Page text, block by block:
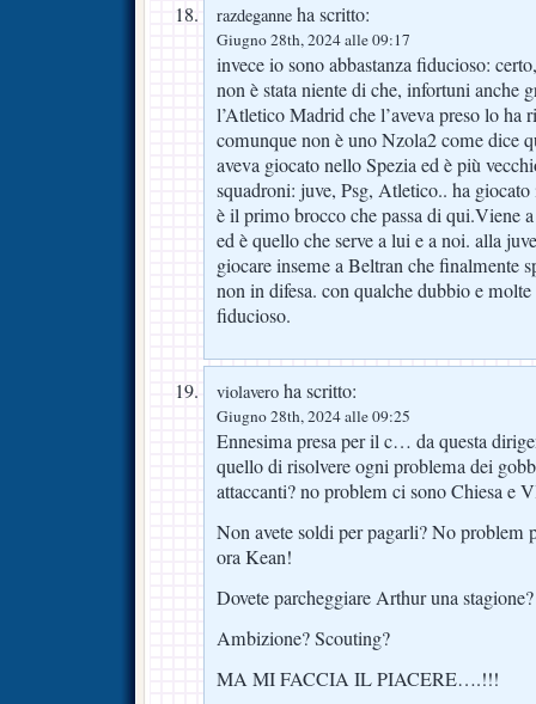
razdeganne ha scritto:
Giugno 28th, 2024 alle 09:17
invece io sono abbastanza fiducioso:
non è stata niente di che, infortuni anche
l’Atletico Madrid che l’aveva preso lo ha
comunque non è uno Nzola2 come dice
aveva giocato nello Spezia ed è più
squadroni: juve, Psg, Atletico.. ha
è il primo brocco che passa di qui.Viene
ed è quello che serve a lui e a noi. alla
giocare inseme a Beltran che finalmente
non in difesa. con qualche dubbio e molte
fiducioso.
violavero ha scritto:
Giugno 28th, 2024 alle 09:25
Ennesima presa per il c… da questa
quello di risolvere ogni problema dei
attaccanti? no problem ci sono Chiesa e
Non avete soldi per pagarli? No problem
ora Kean!
Dovete parcheggiare Arthur una
Ambizione? Scouting?
MA MI FACCIA IL PIACERE….!!!